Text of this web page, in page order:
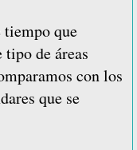
que
de áreas
con los
que se